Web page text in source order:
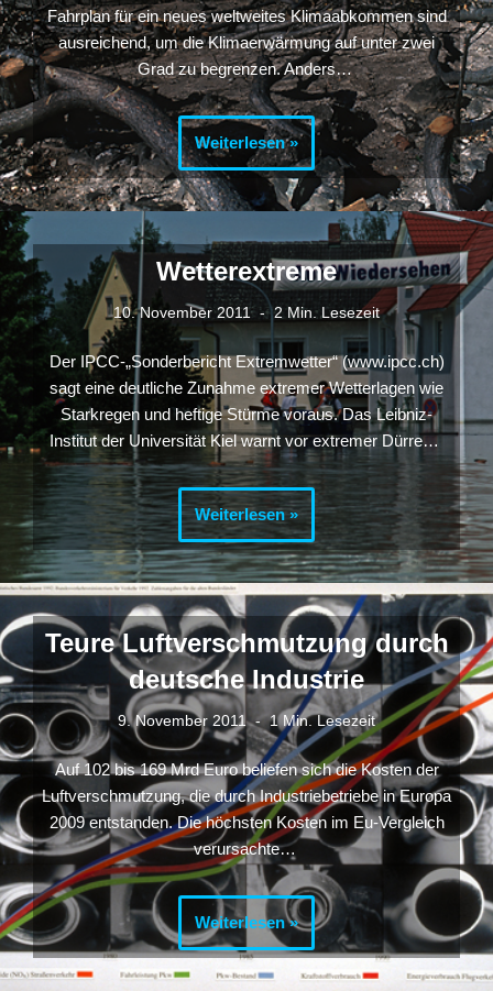
Fahrplan für ein neues weltweites Klimaabkommen sind
ausreichend, um die Klimaerwärmung auf unter zwei
Grad zu begrenzen. Anders…
Weiterlesen »
Wetterextreme
10. November 2011 2 Min. Lesezeit
Der IPCC-„Sonderbericht Extremwetter“ (www.ipcc.ch)
sagt eine deutliche Zunahme extremer Wetterlagen wie
Starkregen und heftige Stürme voraus. Das Leibniz-
Institut der Universität Kiel warnt vor extremer Dürre…
Weiterlesen »
Teure Luftverschmutzung durch
deutsche Industrie
9. November 2011 1 Min. Lesezeit
Auf 102 bis 169 Mrd Euro beliefen sich die Kosten der
Luftverschmutzung, die durch Industriebetriebe in Europa
2009 entstanden. Die höchsten Kosten im Eu-Vergleich
verursachte…
Weiterlesen »